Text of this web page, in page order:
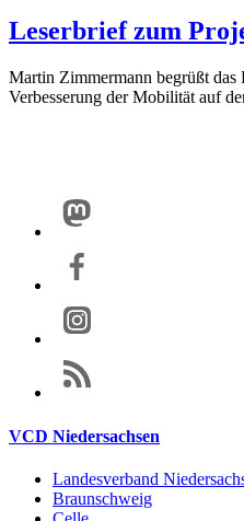
Leserbrief zum
Martin Zimmermann begrüßt
Verbesserung der Mobilität auf
VCD Niedersachsen
Landesverband
Braunschweig